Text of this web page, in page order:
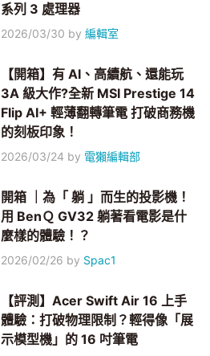
系列 3 處理器
2026/03/30 by編輯室
【開箱】有 AI、高續航、還能玩
3A 級大作?全新 MSI Prestige 14
Flip AI+ 輕薄翻轉筆電 打破商務機
的刻板印象！
2026/03/24 by 電獺編輯部
開箱 ｜為「 躺 」而生的投影機！
用 BenＱ GV32 躺著看電影是什
麼樣的體驗！？
2026/02/26 by Spac1
【評測】Acer Swift Air 16 上手
體驗：打破物理限制？輕得像「展
示模型機」的 16 吋筆電